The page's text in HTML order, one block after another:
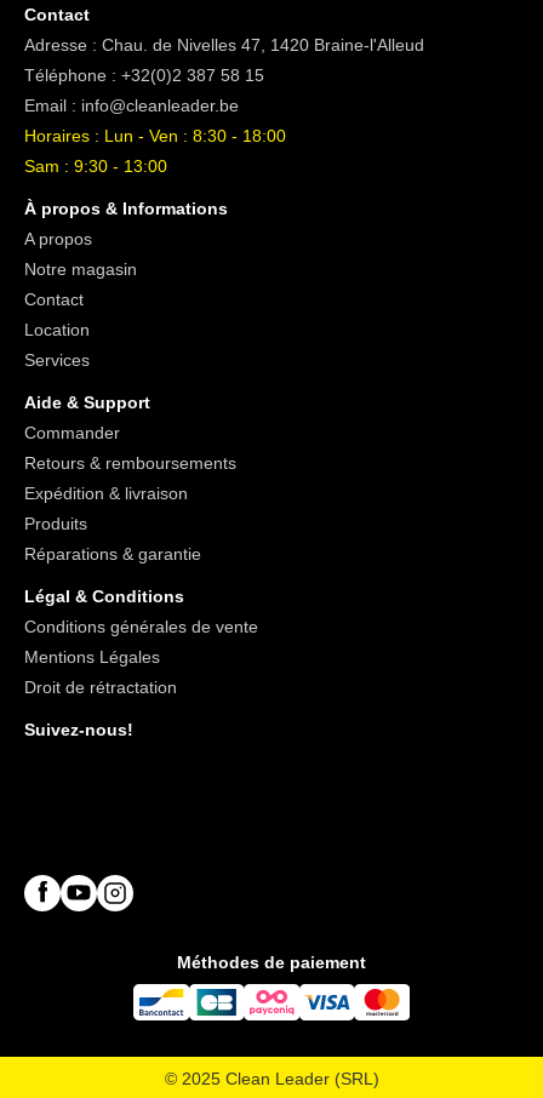
Contact
Adresse : Chau. de Nivelles 47, 1420 Braine-l'Alleud
Téléphone : +32(0)2 387 58 15
Email : info@cleanleader.be
Horaires : Lun - Ven : 8:30 - 18:00
Sam : 9:30 - 13:00
À propos & Informations
A propos
Notre magasin
Contact
Location
Services
Aide & Support
Commander
Retours & remboursements
Expédition & livraison
Produits
Réparations & garantie
Légal & Conditions
Conditions générales de vente
Mentions Légales
Droit de rétractation
Suivez-nous!
Méthodes de paiement
© 2025 Clean Leader (SRL)